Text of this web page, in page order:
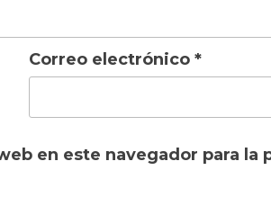
Correo electrónico *
en este navegador para la